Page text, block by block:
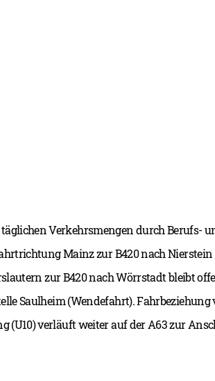
Verkehrsmengen durch Berufs-
Mainz zur B420 nach Nierstein
zur B420 nach Wörrstadt bleibt
Saulheim (Wendefahrt). Fahrbeziehung
verläuft weiter auf der A63 zur